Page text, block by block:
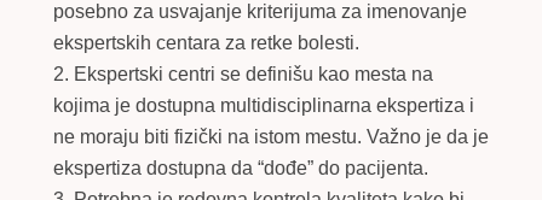
posebno za usvajanje kriterijuma za imenovanje
ekspertskih centara za retke bolesti.
2. Ekspertski centri se definišu kao mesta na
kojima je dostupna multidisciplinarna ekspertiza i
ne moraju biti fizički na istom mestu. Važno je da je
ekspertiza dostupna da “dođe” do pacijenta.